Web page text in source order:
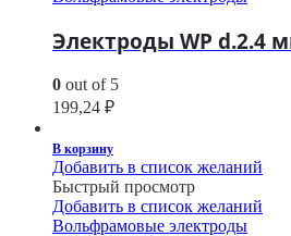
Электроды WP d.2.4
0 out of 5
199,24 ₽
В корзину
Добавить в список желаний
Быстрый просмотр
Добавить в список желаний
Вольфрамовые электроды